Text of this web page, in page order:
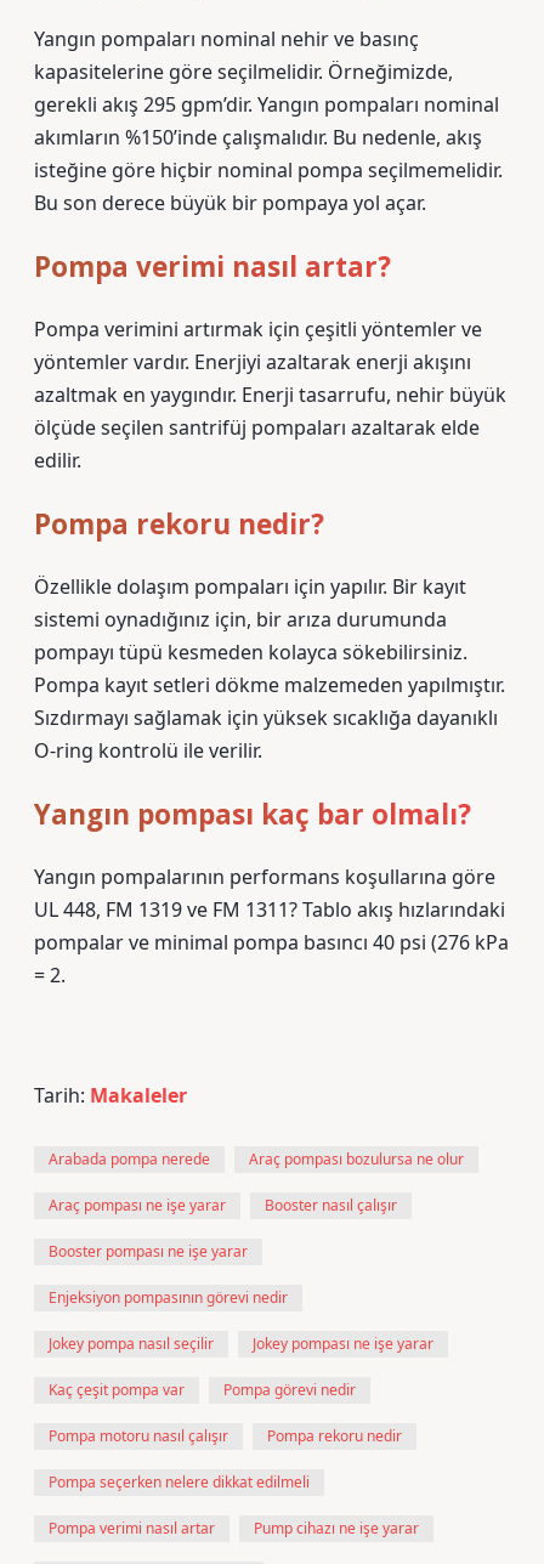
Yangın pompaları nominal nehir ve basınç
kapasitelerine göre seçilmelidir. Örneğimizde,
gerekli akış 295 gpm’dir. Yangın pompaları nominal
akımların %150’inde çalışmalıdır. Bu nedenle, akış
isteğine göre hiçbir nominal pompa seçilmemelidir.
Bu son derece büyük bir pompaya yol açar.
Pompa verimi nasıl artar?
Pompa verimini artırmak için çeşitli yöntemler ve
yöntemler vardır. Enerjiyi azaltarak enerji akışını
azaltmak en yaygındır. Enerji tasarrufu, nehir büyük
ölçüde seçilen santrifüj pompaları azaltarak elde
edilir.
Pompa rekoru nedir?
Özellikle dolaşım pompaları için yapılır. Bir kayıt
sistemi oynadığınız için, bir arıza durumunda
pompayı tüpü kesmeden kolayca sökebilirsiniz.
Pompa kayıt setleri dökme malzemeden yapılmıştır.
Sızdırmayı sağlamak için yüksek sıcaklığa dayanıklı
O-ring kontrolü ile verilir.
Yangın pompası kaç bar olmalı?
Yangın pompalarının performans koşullarına göre
UL 448, FM 1319 ve FM 1311? Tablo akış hızlarındaki
pompalar ve minimal pompa basıncı 40 psi (276 kPa
= 2.
Tarih: Makaleler
Arabada pompa nerede Araç pompası bozulursa ne olur
Araç pompası ne işe yarar Booster nasıl çalışır
Booster pompası ne işe yarar
Enjeksiyon pompasının görevi nedir
Jokey pompa nasıl seçilir Jokey pompası ne işe yarar
Kaç çeşit pompa var Pompa görevi nedir
Pompa motoru nasıl çalışır Pompa rekoru nedir
Pompa seçerken nelere dikkat edilmeli
Pompa verimi nasıl artar Pump cihazı ne işe yarar